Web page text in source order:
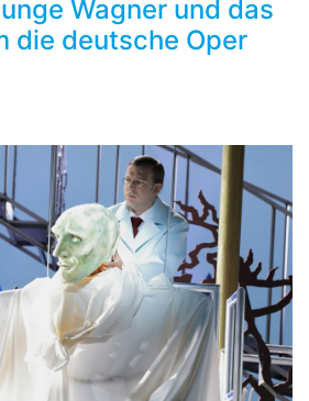
Wagner und das
die deutsche Oper